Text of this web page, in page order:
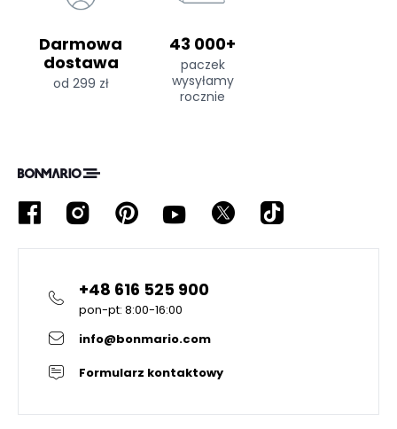
Darmowa
dostawa
od 299 zł
43 000+
paczek
wysyłamy
rocznie
+48 616 525 900
pon-pt: 8:00-16:00
info@bonmario.com
Formularz kontaktowy